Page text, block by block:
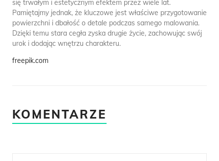
się trwałym i estetycznym efektem przez wiele lat.
Pamiętajmy jednak, że kluczowe jest właściwe przygotowanie
powierzchni i dbałość o detale podczas samego malowania.
Dzięki temu stara cegła zyska drugie życie, zachowując swój
urok i dodając wnętrzu charakteru.
freepik.com
KOMENTARZE